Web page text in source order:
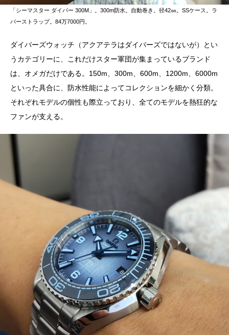
「シーマスター ダイバー 300M」。300m防水。自動巻き。径42㎜。SSケース。ラ
バーストラップ。84万7000円。
ダイバーズウォッチ（アクアテラはダイバーズではないが）とい
うカテゴリーに、これだけスター軍団が集まっているブランド
は、オメガだけである。150m、300m、600m、1200m、6000m
といった具合に、防水性能によってコレクションを細かく分類。
それぞれモデルの個性も際立っており、全てのモデルを熱狂的な
ファンが支える。